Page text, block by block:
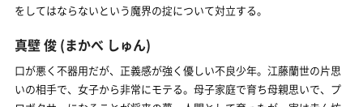
をしてはならないという魔界の掟について対立する。
真壁 俊 (まかべ しゅん)
口が悪く不器用だが、正義感が強く優しい不良少年。江藤蘭世の片思
いの相手で、女子から非常にモテる。母子家庭で育ち母親思いで、プ